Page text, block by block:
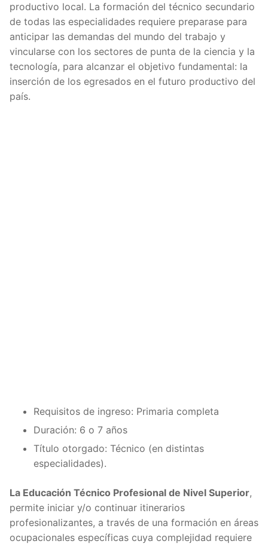
productivo local. La formación del técnico secundario
de todas las especialidades requiere preparase para
anticipar las demandas del mundo del trabajo y
vincularse con los sectores de punta de la ciencia y la
tecnología, para alcanzar el objetivo fundamental: la
inserción de los egresados en el futuro productivo del
país.
Requisitos de ingreso: Primaria completa
Duración: 6 o 7 años
Título otorgado: Técnico (en distintas
especialidades).
La Educación Técnico Profesional de Nivel Superior,
permite iniciar y/o continuar itinerarios
profesionalizantes, a través de una formación en áreas
ocupacionales específicas cuya complejidad requiere